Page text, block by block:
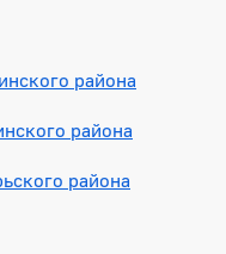
района
района
района